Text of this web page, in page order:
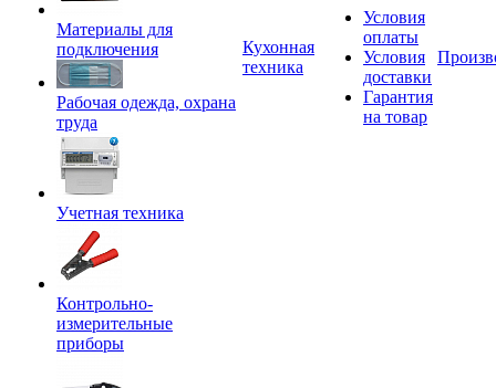
Материалы для
подключения
Рабочая одежда, охрана
труда
Учетная техника
Контрольно-
измерительные
приборы
Кухонная
техника
Условия
оплаты
Условия
доставки
Гарантия
на товар